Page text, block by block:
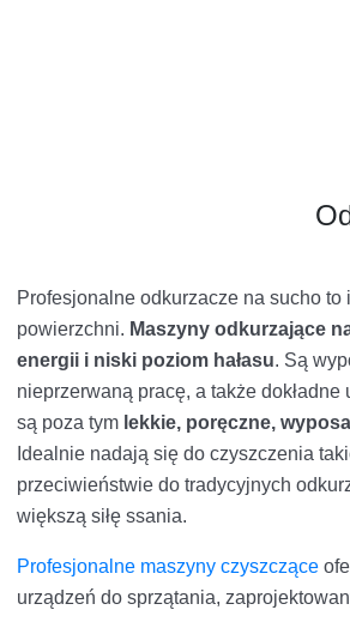
Profesjonalne odkurzacze na sucho
powierzchni. Maszyny odkurzające
energii i niski poziom hałasu. Są
nieprzerwaną pracę, a także
są poza tym lekkie, poręczne,
Idealnie nadają się do czyszczenia
przeciwieństwie do tradycyjnych
większą siłę ssania.
Profesjonalne maszyny czyszczące
urządzeń do sprzątania,